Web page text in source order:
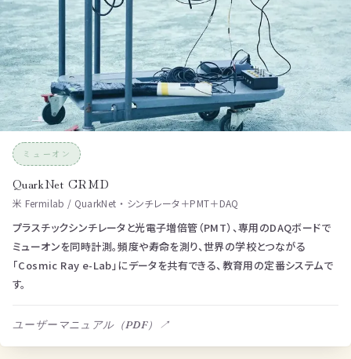
ミューオン
QuarkNet CRMD
米 Fermilab / QuarkNet ・ シンチレータ＋PMT＋DAQ
プラスチックシンチレータと光電子増倍管（PMT）、専用のDAQボードで
ミューオンを同時計測。頻度や寿命を測り、世界の学校とつながる
「Cosmic Ray e-Lab」にデータを共有できる、教育用の定番システムで
す。
ユーザーマニュアル（PDF） ↗